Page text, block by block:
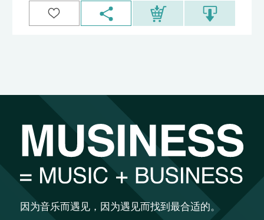
因为音乐而遇见，因为遇见而找到最合适的。